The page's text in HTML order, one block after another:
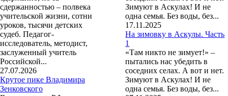
сдержанностью – полвека
учительской жизни, сотни
уроков, тысячи детских
судеб. Педагог-
исследователь, методист,
заслуженный учитель
Российской...
27.07.2026
Крутое пике Владимира
Зенковского
Зимуют в Аскулах! И не
одна семья. Без воды, без...
17.11.2025
На зимовку в Аскулы. Часть
1
«Там никто не зимует!» –
пытались нас убедить в
соседних селах. А вот и нет.
Зимуют в Аскулах! И не
одна семья. Без воды, без...